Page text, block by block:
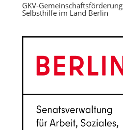
GKV-Gemeinschaftsförderung
Selbsthilfe im Land Berlin